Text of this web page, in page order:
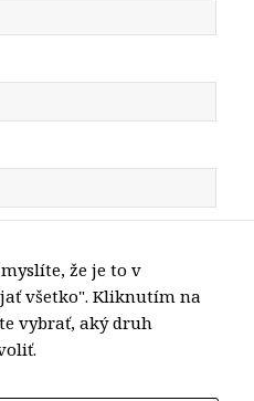
WEBOVÚ STRÁNKU V
BUDÚCE KOMENTÁRE.
že je to v
všetko". Kliknutím na
vybrať, aký druh